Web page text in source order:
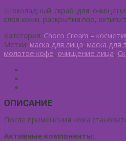
Шоколадный скраб для
слоя кожи, раскрытия пор,
Категория: Choco Cream –
Метки: маска для лица, маска для
молотое кофе, очищение лица,
ОПИСАНИЕ
После применения кожа
Активные компоненты: